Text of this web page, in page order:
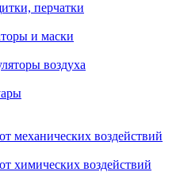
перчатки
и маски
воздуха
механических воздействий
химических воздействий